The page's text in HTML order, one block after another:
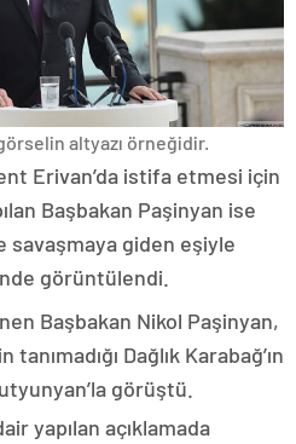
altyazı örneğidir.
Erivan’da istifa etmesi için
Başbakan Paşinyan ise
savaşmaya giden eşiyle
görüntülendi.
Başbakan Nikol Paşinyan,
Dağlık Karabağ’ın
görüştü.
yapılan açıklamada